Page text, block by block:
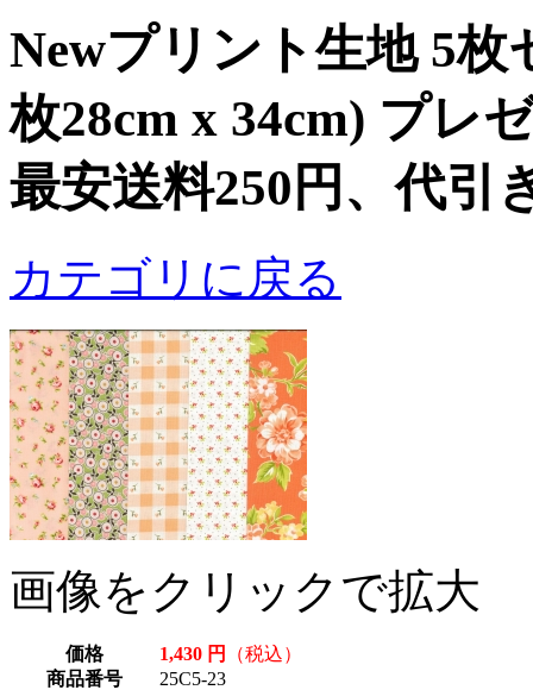
Newプリント生地 5
枚28cm x 34cm) プレ
最安送料250円、代引
カテゴリに戻る
画像をクリックで拡大
価格 1,430 円
（税込）
商品番号
25C5-23